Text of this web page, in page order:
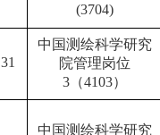
(3704)
31
中国测绘科学研究
院管理岗位
3（4103）
中国测绘科学研究